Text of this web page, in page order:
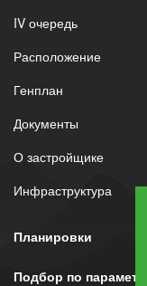
IV очередь
Расположение
Генплан
Документы
О застройщике
Инфраструктура
Планировки
Подбор по